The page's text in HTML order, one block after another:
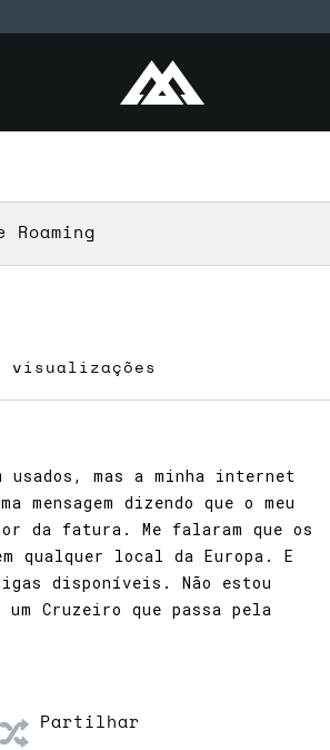
Roaming
visualizações
usados, mas a minha internet
dizendo que o meu
da fatura. Me falaram que os
qualquer local da Europa. E
disponíveis. Não estou
Cruzeiro que passa pela
Partilhar